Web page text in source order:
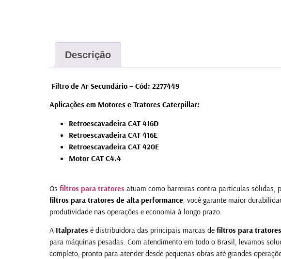
Descrição
Filtro de Ar Secundário – Cód: 2277449
Aplicações em Motores e Tratores Caterpillar:
Retroescavadeira CAT 416D
Retroescavadeira CAT 416E
Retroescavadeira CAT 420E
Motor CAT C4.4
Os filtros para tratores atuam como barreiras contra partículas sólidas,
filtros para tratores de alta performance, você garante maior
produtividade nas operações e economia à longo prazo.
A Italprates é distribuidora das principais marcas de filtros para
para máquinas pesadas. Com atendimento em todo o Brasil, levamos
completo, pronto para atender desde pequenas obras até grandes